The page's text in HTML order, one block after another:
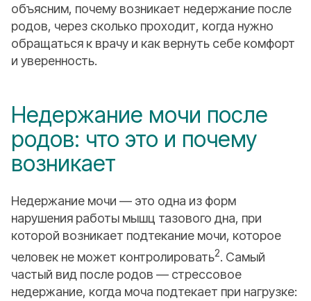
объясним, почему возникает недержание после
родов, через сколько проходит, когда нужно
обращаться к врачу и как вернуть себе комфорт
и уверенность.
Недержание мочи после
родов: что это и почему
возникает
Недержание мочи — это одна из форм
нарушения работы мышц тазового дна, при
которой возникает подтекание мочи, которое
человек не может контролировать2. Самый
частый вид после родов — стрессовое
недержание, когда моча подтекает при нагрузке: